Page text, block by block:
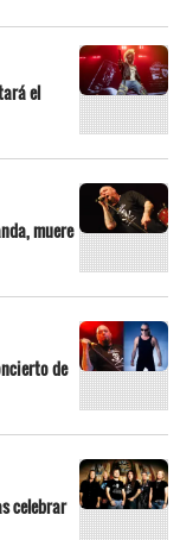
el
muere
de
celebrar